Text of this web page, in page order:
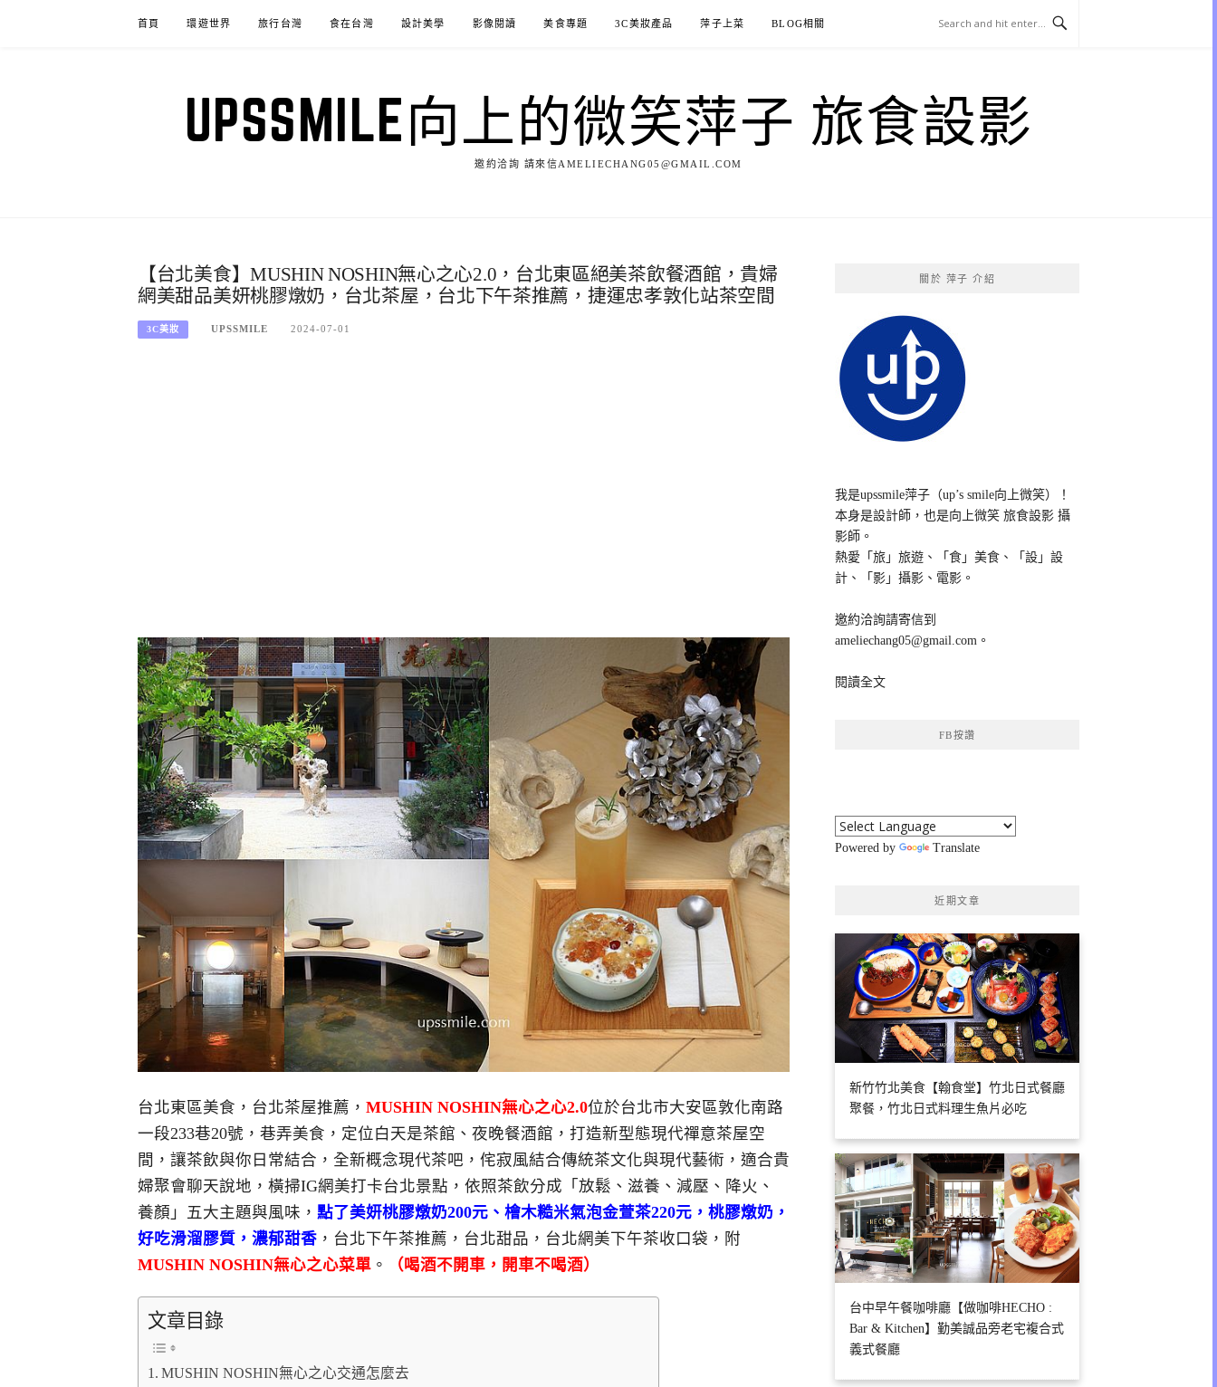
首頁 環遊世界 旅行台灣 食在台灣 設計美學 影像閱讀 美食專題 3C美妝產品 萍子上菜 BLOG相關
UPSSMILE向上的微笑萍子 旅食設影
邀約洽詢 請來信AMELIECHANG05@GMAIL.COM
【台北美食】MUSHIN NOSHIN無心之心2.0，台北東區絕美茶飲餐酒館，貴婦
網美甜品美妍桃膠燉奶，台北茶屋，台北下午茶推薦，捷運忠孝敦化站茶空間
3C美妝 UPSSMILE 2024-07-01
台北東區美食，台北茶屋推薦， MUSHIN NOSHIN無心之心2.0位於台北市大安區敦化南路
一段233巷20號，巷弄美食，定位白天是茶館、夜晚餐酒館，打造新型態現代禪意茶屋空
間，讓茶飲與你日常結合，全新概念現代茶吧，侘寂風結合傳統茶文化與現代藝術，適合貴
婦聚會聊天說地，橫掃IG網美打卡台北景點，依照茶飲分成「放鬆、滋養、減壓、降火、
養顏」五大主題與風味， 點了美妍桃膠燉奶200元、檜木糙米氣泡金萱茶220元，桃膠燉奶，
好吃滑溜膠質，濃郁甜香 ，台北下午茶推薦，台北甜品，台北網美下午茶收口袋，附
MUSHIN NOSHIN無心之心菜單 。 （喝酒不開車，開車不喝酒）
文章目錄
MUSHIN NOSHIN無心之心交通怎麼去
關於 萍子 介紹
我是upssmile萍子（up’s smile向上微笑）！
本身是設計師，也是向上微笑 旅食設影 攝
影師。
熱愛「旅」旅遊、「食」美食、「設」設
計、「影」攝影、電影。
邀約洽詢請寄信到
ameliechang05@gmail.com。
閱讀全文
FB按讚
Powered by Translate
近期文章
新竹竹北美食【翰食堂】竹北日式餐廳
聚餐，竹北日式料理生魚片必吃
台中早午餐咖啡廳【做咖啡HECHO :
Bar & Kitchen】勤美誠品旁老宅複合式
義式餐廳